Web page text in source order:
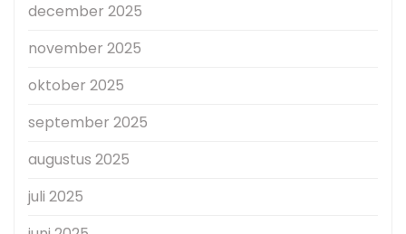
december 2025
november 2025
oktober 2025
september 2025
augustus 2025
juli 2025